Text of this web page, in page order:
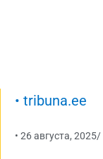
• tribuna.ee
• 26 августа, 2025/